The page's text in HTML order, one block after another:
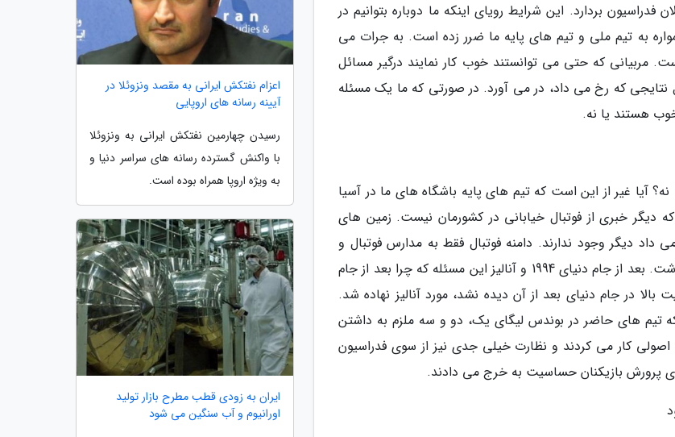
بردارد. این شرایط رویای اینکه ما دوباره بتوانیم در
به تیم ملی و تیم های پایه ما ضرر زده است. به جرات می
مربیانی که حتی می توانستند خوب کار نمایند درگیر مسائل
که رخ می داد، در می آورد. در صورتی که ما یک مسئله
خوب هستند یا نه.
آیا غیر از این است که تیم های پایه باشگاه های ما در آسیا
دیگر خبری از فوتبال خیابانی در کشورمان نیست. زمین های
دیگر وجود ندارند. دامنه فوتبال فقط به مدارس فوتبال و
ورزشگاه ها کشیده شده که این مشکل در اروپا هم وجود داشت. بعد از جام دنیای 1994 و آنالیز این مسئله که چرا بعد از جام
کیفیت بالا در جام دنیای بعد از آن دیده نشد، مورد آنالیز نهاده شد.
تیم های حاضر در بوندس لیگای یک، دو و سه ملزم به داشتن
کار می کردند و نظارت خیلی جدی نیز از سوی فدراسیون
پرورش بازیکنان حساسیت به خرج می دادند.
اعزام نفتکش ایرانی به مقصد ونزوئلا در
آیینه رسانه های اروپایی
رسیدن چهارمین نفتکش ایرانی به ونزوئلا
با واکنش گسترده رسانه های سراسر دنیا و
به ویژه اروپا همراه بوده است.
ایران به زودی قطب مطرح بازار تولید
اورانیوم و آب سنگین می شود